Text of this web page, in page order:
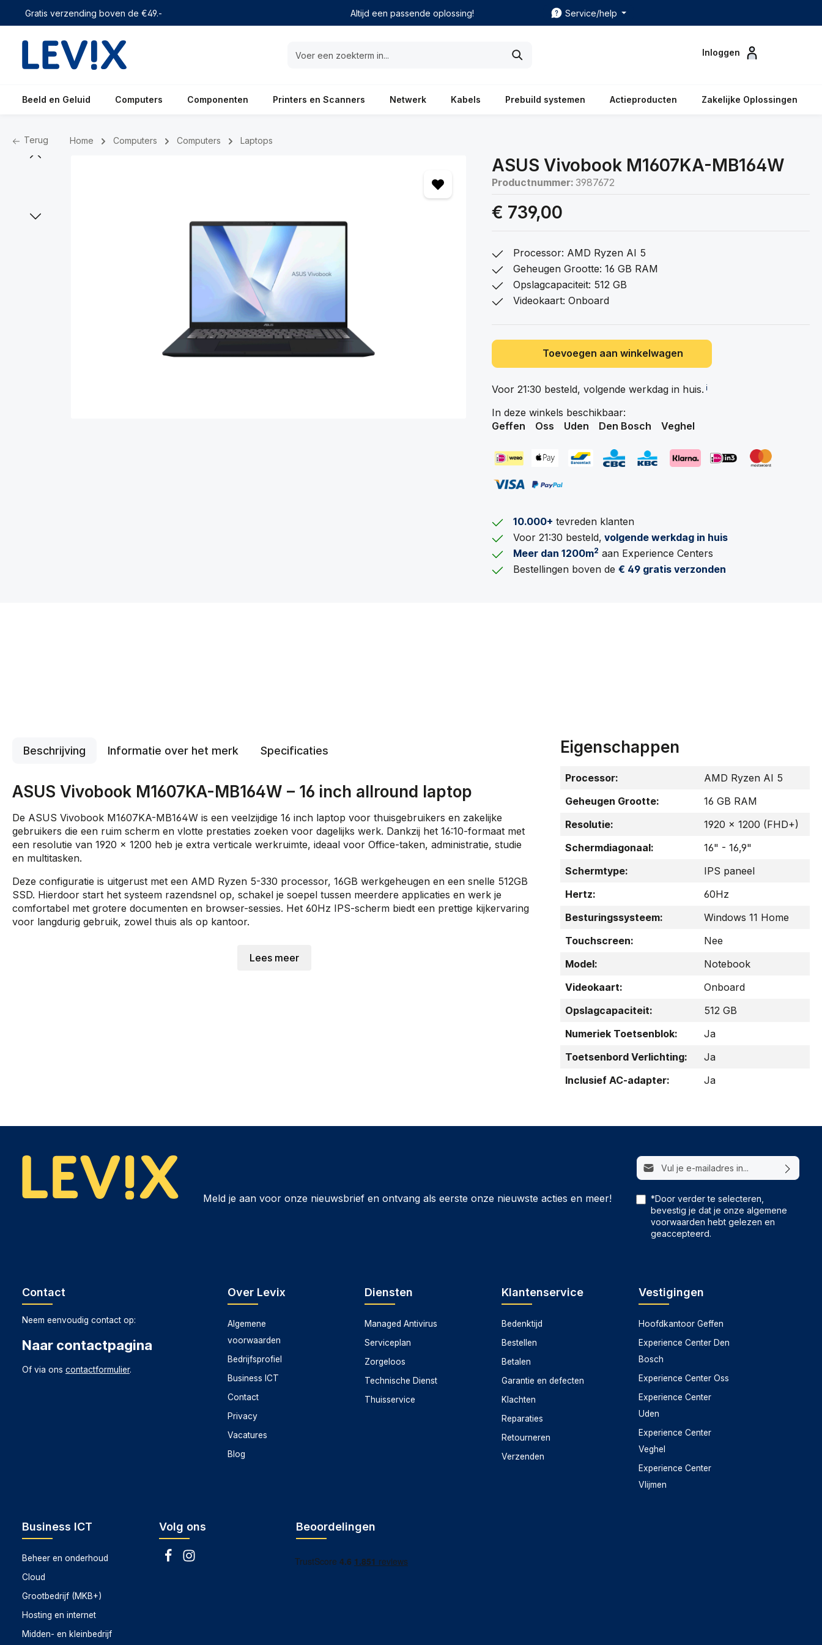
Ga naar de hoofdnavigatie
Gratis verzending boven de €49.- Altijd een passende oplossing! Service/help
Inloggen
Beeld en Geluid Computers Componenten Printers en Scanners Netwerk Kabels Prebuild systemen Actieproducten Zakelijke Oplossingen
Terug Home Computers Computers Laptops
ASUS Vivobook M1607KA-MB164W
Productnummer: 3987672
€ 739,00
Processor: AMD Ryzen AI 5
Geheugen Grootte: 16 GB RAM
Opslagcapaciteit: 512 GB
Videokaart: Onboard
Toevoegen aan winkelwagen
Voor 21:30 besteld, volgende werkdag in huis. ℹ️
In deze winkels beschikbaar:
Geffen
Oss Uden Den Bosch Veghel
10.000+ tevreden klanten
Voor 21:30 besteld, volgende werkdag in huis
Meer dan 1200m2 aan Experience Centers
Bestellingen boven de€ 49 gratis verzonden
Beschrijving Informatie over het merk Specificaties
ASUS Vivobook M1607KA-MB164W – 16 inch allround laptop
De ASUS Vivobook M1607KA-MB164W is een veelzijdige 16 inch laptop voor thuisgebruikers en zakelijke
gebruikers die een ruim scherm en vlotte prestaties zoeken voor dagelijks werk. Dankzij het 16:10-formaat met
een resolutie van 1920 x 1200 heb je extra verticale werkruimte, ideaal voor Office-taken, administratie, studie
en multitasken.
Deze configuratie is uitgerust met een AMD Ryzen 5-330 processor, 16GB werkgeheugen en een snelle 512GB
SSD. Hierdoor start het systeem razendsnel op, schakel je soepel tussen meerdere applicaties en werk je
comfortabel met grotere documenten en browser-sessies. Het 60Hz IPS-scherm biedt een prettige kijkervaring
voor langdurig gebruik, zowel thuis als op kantoor.
professioneel uitziet in elke werkomgeving. Met Windows 11 Home ben je direct klaar voor gebruik en profiteer
Lees meer
Eigenschappen
Processor:
AMD Ryzen AI 5
Geheugen Grootte:
16 GB RAM
Resolutie:
1920 x 1200 (FHD+)
Schermdiagonaal:
16" - 16,9"
Schermtype:
IPS paneel
Hertz:
60Hz
Besturingssysteem:
Windows 11 Home
Touchscreen:
Nee
Model:
Notebook
Videokaart:
Onboard
Opslagcapaciteit:
512 GB
Numeriek Toetsenblok:
Ja
Toetsenbord Verlichting:
Ja
Inclusief AC-adapter:
Ja
Meld je aan voor onze nieuwsbrief en ontvang als eerste onze nieuwste acties en meer!
E-mailadres*
*Door verder te selecteren,
bevestig je dat je onzealgemene
voorwaarden hebt gelezen en
geaccepteerd.
Volg ons
Contact
Neem eenvoudig contact op:
Naar contactpagina
Of via ons contactformulier.
Over Levix
Algemene
voorwaarden
Bedrijfsprofiel
Business ICT
Contact
Privacy
Vacatures
Blog
Diensten
Managed Antivirus
Serviceplan
Zorgeloos
Technische Dienst
Thuisservice
Klantenservice
Bedenktijd
Bestellen
Betalen
Garantie en defecten
Klachten
Reparaties
Retourneren
Verzenden
Vestigingen
Hoofdkantoor Geffen
Experience Center Den
Bosch
Experience Center Oss
Experience Center
Uden
Experience Center
Veghel
Experience Center
Vlijmen
Business ICT
Beheer en onderhoud
Cloud
Grootbedrijf (MKB+)
Hosting en internet
Midden- en kleinbedrijf
Beoordelingen